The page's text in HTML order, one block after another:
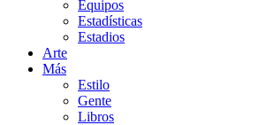
Equipos
Estadísticas
Estadios
Arte
Más
Estilo
Gente
Libros